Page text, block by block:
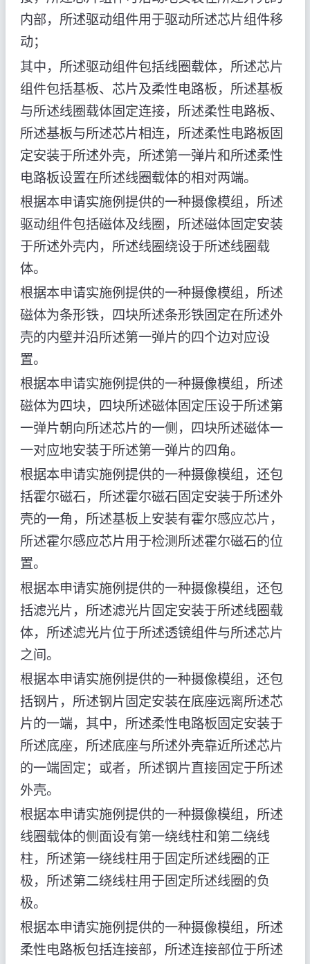
内部，所述驱动组件用于驱动所述芯片组件移
动；
其中，所述驱动组件包括线圈载体，所述芯片
组件包括基板、芯片及柔性电路板，所述基板
与所述线圈载体固定连接，所述柔性电路板、
所述基板与所述芯片相连，所述柔性电路板固
定安装于所述外壳，所述第一弹片和所述柔性
电路板设置在所述线圈载体的相对两端。
根据本申请实施例提供的一种摄像模组，所述
驱动组件包括磁体及线圈，所述磁体固定安装
于所述外壳内，所述线圈绕设于所述线圈载
体。
根据本申请实施例提供的一种摄像模组，所述
磁体为条形铁，四块所述条形铁固定在所述外
壳的内壁并沿所述第一弹片的四个边对应设
置。
根据本申请实施例提供的一种摄像模组，所述
磁体为四块，四块所述磁体固定压设于所述第
一弹片朝向所述芯片的一侧，四块所述磁体一
一对应地安装于所述第一弹片的四角。
根据本申请实施例提供的一种摄像模组，还包
括霍尔磁石，所述霍尔磁石固定安装于所述外
壳的一角，所述基板上安装有霍尔感应芯片，
所述霍尔感应芯片用于检测所述霍尔磁石的位
置。
根据本申请实施例提供的一种摄像模组，还包
括滤光片，所述滤光片固定安装于所述线圈载
体，所述滤光片位于所述透镜组件与所述芯片
之间。
根据本申请实施例提供的一种摄像模组，还包
括钢片，所述钢片固定安装在底座远离所述芯
片的一端，其中，所述柔性电路板固定安装于
所述底座，所述底座与所述外壳靠近所述芯片
的一端固定；或者，所述钢片直接固定于所述
外壳。
根据本申请实施例提供的一种摄像模组，所述
线圈载体的侧面设有第一绕线柱和第二绕线
柱，所述第一绕线柱用于固定所述线圈的正
极，所述第二绕线柱用于固定所述线圈的负
极。
根据本申请实施例提供的一种摄像模组，所述
柔性电路板包括连接部，所述连接部位于所述